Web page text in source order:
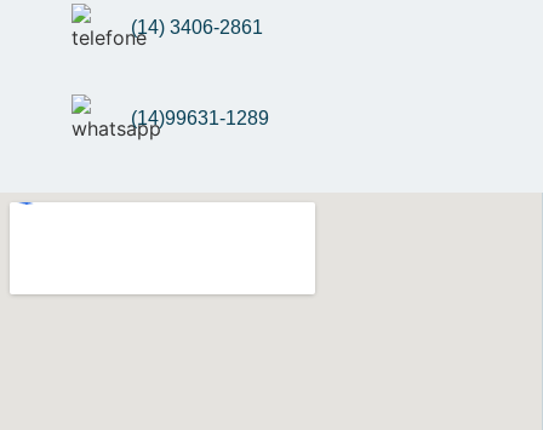
(14) 3406-2861
(14)99631-1289